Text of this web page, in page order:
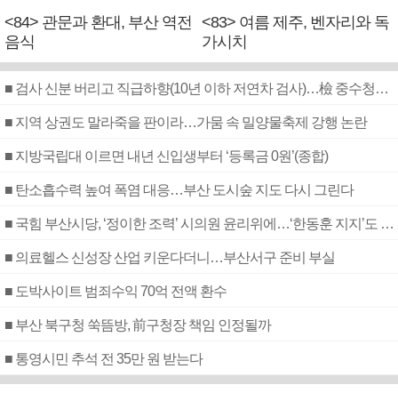
<84> 관문과 환대, 부산 역전
음식
<83> 여름 제주, 벤자리와 독
가시치
■ 검사 신분 버리고 직급하향(10년 이하 저연차 검사)…檢 중수청행 기피
■ 지역 상권도 말라죽을 판이라…가뭄 속 밀양물축제 강행 논란
■ 지방국립대 이르면 내년 신입생부터 ‘등록금 0원’(종합)
■ 탄소흡수력 높여 폭염 대응…부산 도시숲 지도 다시 그린다
■ 국힘 부산시당, ‘정이한 조력’ 시의원 윤리위에…‘한동훈 지지’도 신고접수
■ 의료헬스 신성장 산업 키운다더니…부산서구 준비 부실
■ 도박사이트 범죄수익 70억 전액 환수
■ 부산 북구청 쑥뜸방, 前구청장 책임 인정될까
■ 통영시민 추석 전 35만 원 받는다